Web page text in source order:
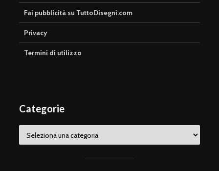
Fai pubblicità su TuttoDisegni.com
Privacy
Termini di utilizzo
Categorie